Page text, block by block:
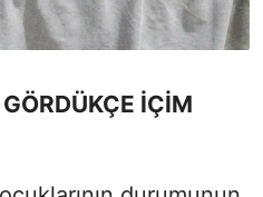
İÇİM